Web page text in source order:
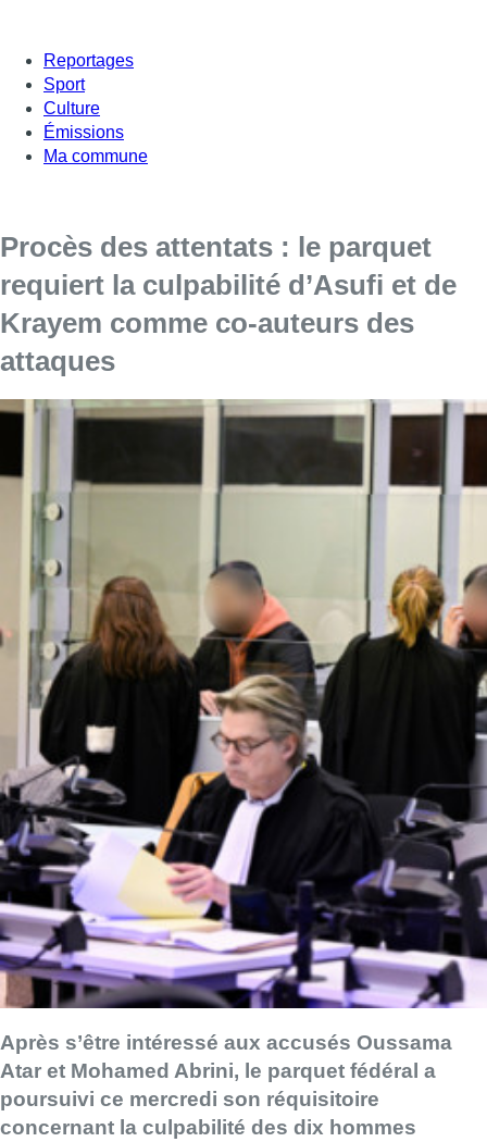
Reportages
Sport
Culture
Émissions
Ma commune
Procès des attentats : le parquet
requiert la culpabilité d’Asufi et de
Krayem comme co-auteurs des
attaques
Après s’être intéressé aux accusés Oussama
Atar et Mohamed Abrini, le parquet fédéral a
poursuivi ce mercredi son réquisitoire
concernant la culpabilité des dix hommes